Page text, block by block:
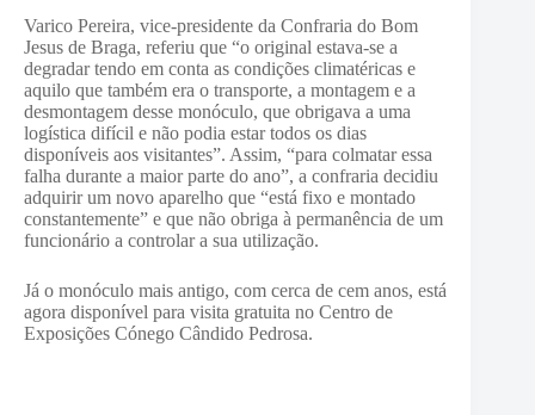
Varico Pereira, vice-presidente da Confraria do Bom
Jesus de Braga, referiu que “o original estava-se a
degradar tendo em conta as condições climatéricas e
aquilo que também era o transporte, a montagem e a
desmontagem desse monóculo, que obrigava a uma
logística difícil e não podia estar todos os dias
disponíveis aos visitantes”. Assim, “para colmatar essa
falha durante a maior parte do ano”, a confraria decidiu
adquirir um novo aparelho que “está fixo e montado
constantemente” e que não obriga à permanência de um
funcionário a controlar a sua utilização.
Já o monóculo mais antigo, com cerca de cem anos, está
agora disponível para visita gratuita no Centro de
Exposições Cónego Cândido Pedrosa.